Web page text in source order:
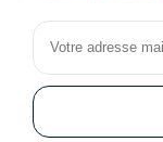
Votre
adresse
mail